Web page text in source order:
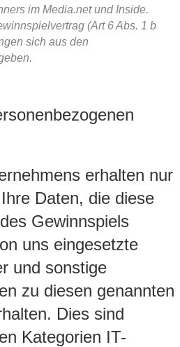
im Media.net und Inside.
(Art 6 Abs. 1 b
sich aus den
erhalten nur
Daten, die diese
Gewinnspiels
uns eingesetzte
und sonstige
zu diesen genannten
Dies sind
Kategorien IT-